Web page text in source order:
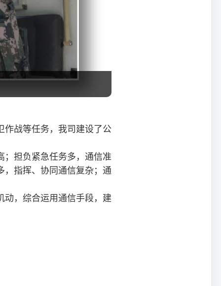
作战等任务，我司建设了公
；担负紧急任务多，通信准
，指挥、协同通信复杂；通
动，综合运用通信手段，建